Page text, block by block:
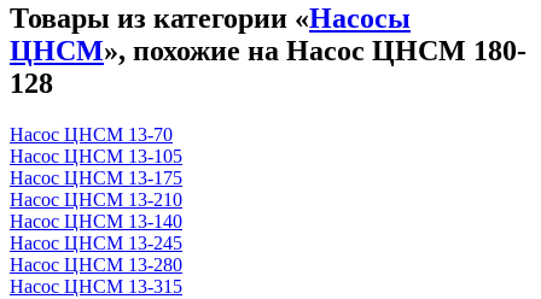
Товары из категории «Насосы
ЦНСМ», похожие на Насос ЦНСМ 180-
128
Насос ЦНСМ 13-70
Насос ЦНСМ 13-105
Насос ЦНСМ 13-175
Насос ЦНСМ 13-210
Насос ЦНСМ 13-140
Насос ЦНСМ 13-245
Насос ЦНСМ 13-280
Насос ЦНСМ 13-315